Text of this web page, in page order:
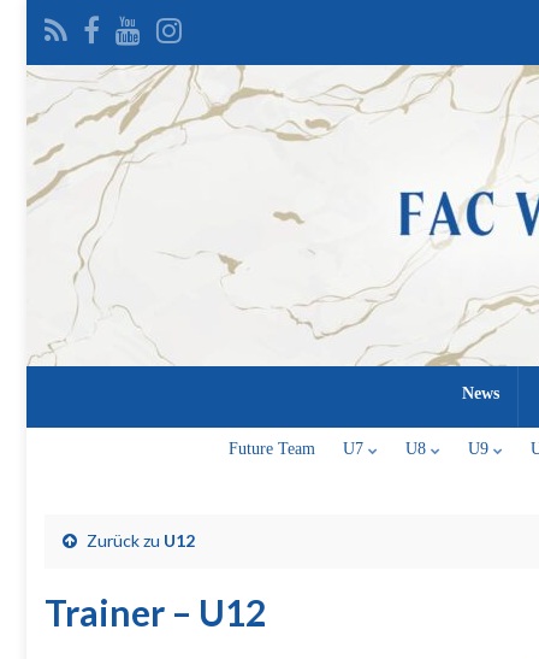
News
Future Team U7 U8 U9
Zurück zu U12
Trainer – U12